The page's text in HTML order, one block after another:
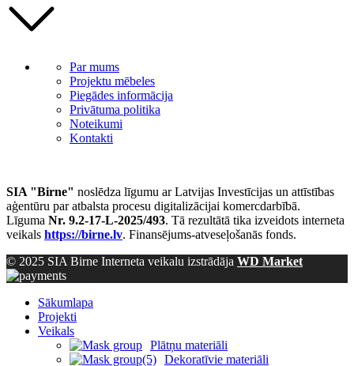
Par mums
Projektu mēbeles
Piegādes informācija
Privātuma politika
Noteikumi
Kontakti
SIA "Birne" noslēdza līgumu ar Latvijas Investīcijas un attīstības
aģentūru par atbalsta procesu digitalizācijai komercdarbībā.
Līguma Nr. 9.2-17-L-2025/493. Tā rezultātā tika izveidots interneta
veikals https://birne.lv. Finansējums-atveseļošanās fonds.
© 2025 SIA Birne Interneta veikalu izstrādāja WD Market
Sākumlapa
Projekti
Veikals
Plātņu materiāli
Dekoratīvie materiāli